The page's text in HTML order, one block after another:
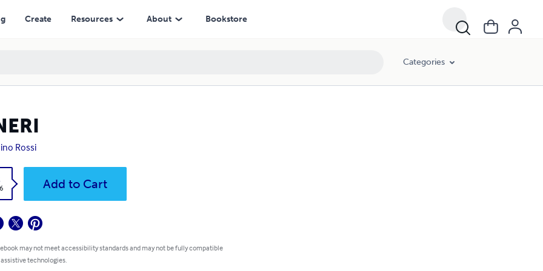
Create Resources About Bookstore
Categories
Rossi
Add to Cart
may not meet accessibility standards and may not be fully compatible
technologies.